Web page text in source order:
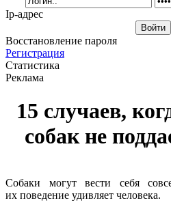
Ip-адрес
Восстановление пароля
Регистрация
Статистика
Реклама
15 случаев,
собак не
Собаки могут вести себя
их поведение удивляет человека.